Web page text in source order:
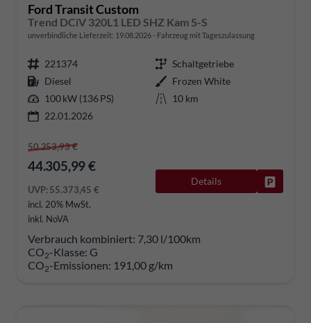
Ford Transit Custom
Trend DCiV 320L1 LED SHZ Kam 5-S
unverbindliche Lieferzeit: 19.08.2026 Fahrzeug mit Tageszulassung
221374
Schaltgetriebe
Diesel
Frozen White
100 kW (136 PS)
10 km
22.01.2026
50.253,93 €
44.305,99 €
UVP:55.373,45 €
incl. 20% MwSt.
inkl. NoVA
Details
Verbrauch kombiniert: 7,30 l/100km
CO2-Klasse: G
CO2-Emissionen: 191,00 g/km